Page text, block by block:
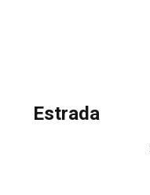
Estrada